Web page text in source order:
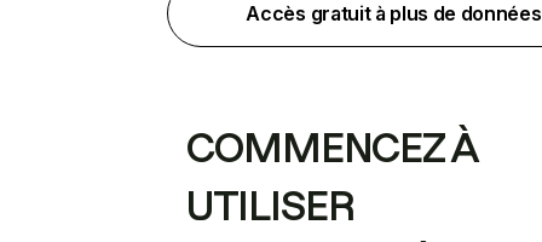
Accès gratuit à plus de données
COMMENCEZ À
UTILISER